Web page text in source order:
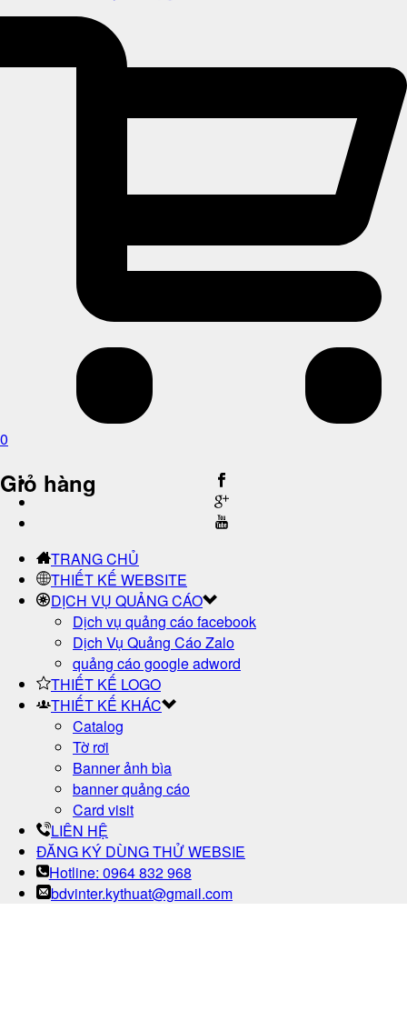
0
Giỏ hàng
TRANG CHỦ
THIẾT KẾ WEBSITE
DỊCH VỤ QUẢNG CÁO
Dịch vụ quảng cáo facebook
Dịch Vụ Quảng Cáo Zalo
quảng cáo google adword
THIẾT KẾ LOGO
THIẾT KẾ KHÁC
Catalog
Tờ rơi
Banner ảnh bìa
banner quảng cáo
Card visit
LIÊN HỆ
ĐĂNG KÝ DÙNG THỬ WEBSIE
Hotline: 0964 832 968
bdvinter.kythuat@gmail.com